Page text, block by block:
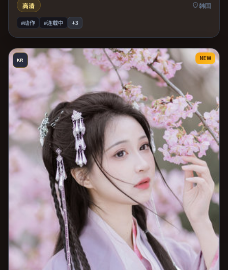
高清
韩国
#动作 #连载中 +3
KR NEW